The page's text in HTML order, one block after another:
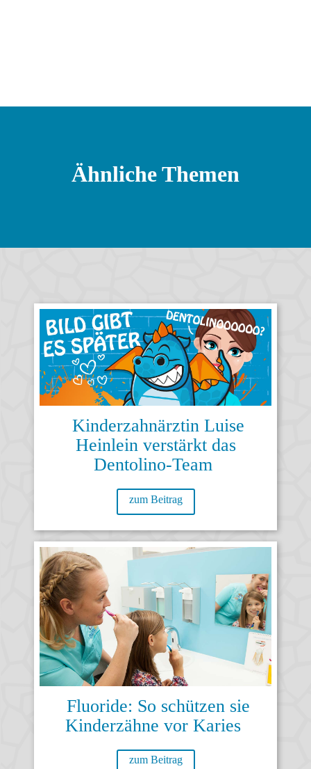
Ähnliche Themen
Kinderzahnärztin Luise
Heinlein verstärkt das
Dentolino-Team
zum Beitrag
Fluoride: So schützen sie
Kinderzähne vor Karies
zum Beitrag